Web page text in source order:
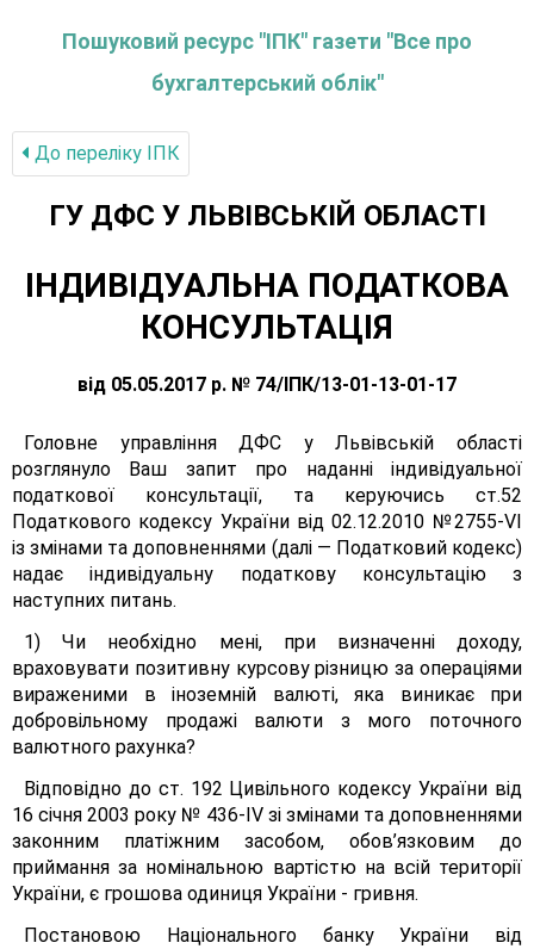
Пошуковий ресурс "ІПК" газети "Все про
бухгалтерський облік"
До переліку IПК
ГУ ДФС У ЛЬВIВСЬКIЙ ОБЛАСТI
ІНДИВІДУАЛЬНА ПОДАТКОВА
КОНСУЛЬТАЦІЯ
від 05.05.2017 р. № 74/ІПК/13-01-13-01-17
Головне управління ДФС у Львівській області
розглянуло Ваш запит про наданні індивідуальної
податкової консультації, та керуючись ст.52
Податкового кодексу України від 02.12.2010 №2755-VІ
із змінами та доповненнями (далі — Податковий кодекс)
надає індивідуальну податкову консультацію з
наступних питань.
1) Чи необхідно мені, при визначенні доходу,
враховувати позитивну курсову різницю за операціями
вираженими в іноземній валюті, яка виникає при
добровільному продажі валюти з мого поточного
валютного рахунка?
Відповідно до ст. 192 Цивільного кодексу України від
16 січня 2003 року № 436-ІV зі змінами та доповненнями
законним платіжним засобом, обов’язковим до
приймання за номінальною вартістю на всій території
України, є грошова одиниця України - гривня.
Постановою Національного банку України від